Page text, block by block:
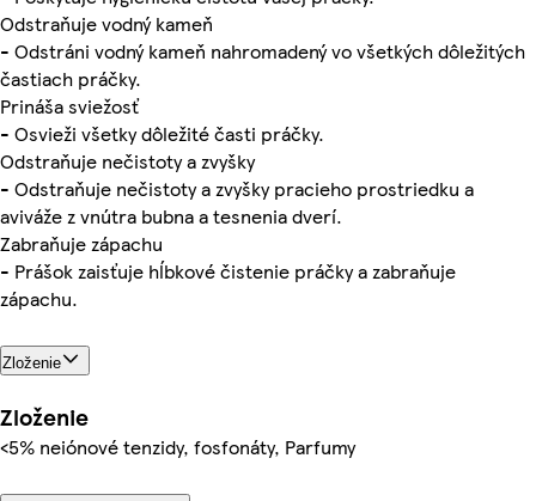
Odstraňuje vodný kameň
- Odstráni vodný kameň nahromadený vo všetkých dôležitých
častiach práčky.
Prináša sviežosť
- Osvieži všetky dôležité časti práčky.
Odstraňuje nečistoty a zvyšky
- Odstraňuje nečistoty a zvyšky pracieho prostriedku a
aviváže z vnútra bubna a tesnenia dverí.
Zabraňuje zápachu
- Prášok zaisťuje hĺbkové čistenie práčky a zabraňuje
zápachu.
Zloženie
Zloženie
<5% neiónové tenzidy, fosfonáty, Parfumy